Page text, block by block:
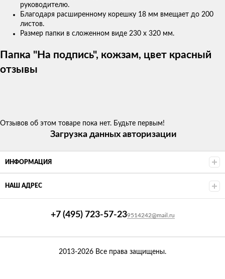
руководителю.
Благодаря расширенному корешку 18 мм вмещает до 200
листов.
Размер папки в сложенном виде 230 x 320 мм.
Папка "На подпись", кожзам, цвет красный
отзывы
Отзывов об этом товаре пока нет. Будьте первым!
Загрузка данных авторизации
ИНФОРМАЦИЯ
НАШ АДРЕС
+7 (495) 723-57-239514242@mail.ru
2013-2026 Все права защищены.